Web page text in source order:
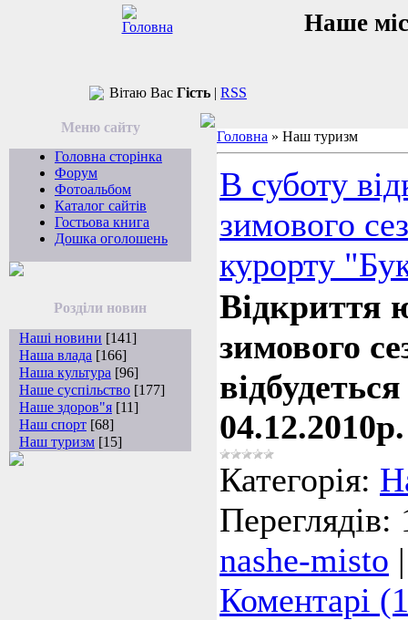
Наше
Вітаю Вас Гість | RSS
Меню сайту
Головна сторінка
Форум
Фотоальбом
Каталог сайтів
Гостьова книга
Дошка оголошень
Розділи новин
Наші новини [141]
Наша влада [166]
Наша культура [96]
Наше суспільство [177]
Наше здоров"я [11]
Наш спорт [68]
Наш туризм [15]
Головна » Наш туризм
В суботу
зимового
курорту
Відкриття
зимового
04.12.2010р.
Категорія:
Переглядів:
nashe-misto
Коментарі